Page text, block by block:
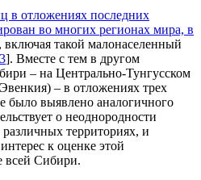
в отложениях последних
во многих регионах мира, в
включая такой малонаселенный
3]. Вместе с тем в другом
– на Центрально-Тунгусском
– в отложениях трех
было выявлено аналогичного
о неоднородности
территориях, и
к оценке этой
всей Сибири.